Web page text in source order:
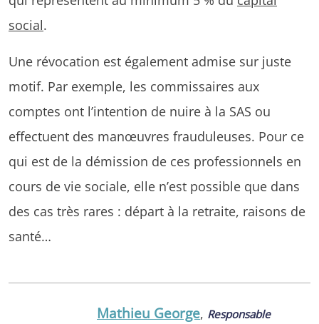
social.
Une révocation est également admise sur juste
motif. Par exemple, les commissaires aux
comptes ont l’intention de nuire à la SAS ou
effectuent des manœuvres frauduleuses. Pour ce
qui est de la démission de ces professionnels en
cours de vie sociale, elle n’est possible que dans
des cas très rares : départ à la retraite, raisons de
santé…
Mathieu George, Responsable